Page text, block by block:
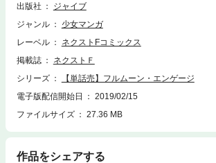
ます。重複購入にご注意ください。）
出版社
ジャイブ
ジャンル
少女マンガ
レーベル
ネクストFコミックス
掲載誌
ネクストＦ
シリーズ
【単話売】フルムーン・エンゲージ
電子版配信開始日
2019/02/15
ファイルサイズ
27.36 MB
作品をシェアする